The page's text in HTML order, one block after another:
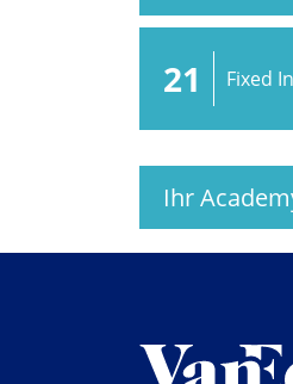
21 Fixed
Ihr